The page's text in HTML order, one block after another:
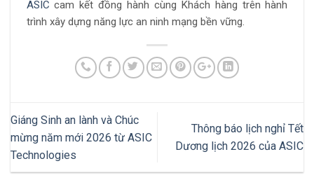
ASIC cam kết đồng hành cùng Khách hàng trên hành
trình xây dựng năng lực an ninh mạng bền vững.
Giáng Sinh an lành và Chúc
mừng năm mới 2026 từ ASIC
Technologies
Thông báo lịch nghỉ Tết
Dương lịch 2026 của ASIC